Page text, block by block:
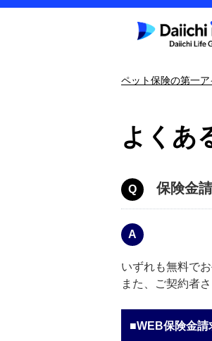
ペット保険の第一ア
よくあ
保険金
いずれも無料で
また、ご契約者
■WEB保険金請